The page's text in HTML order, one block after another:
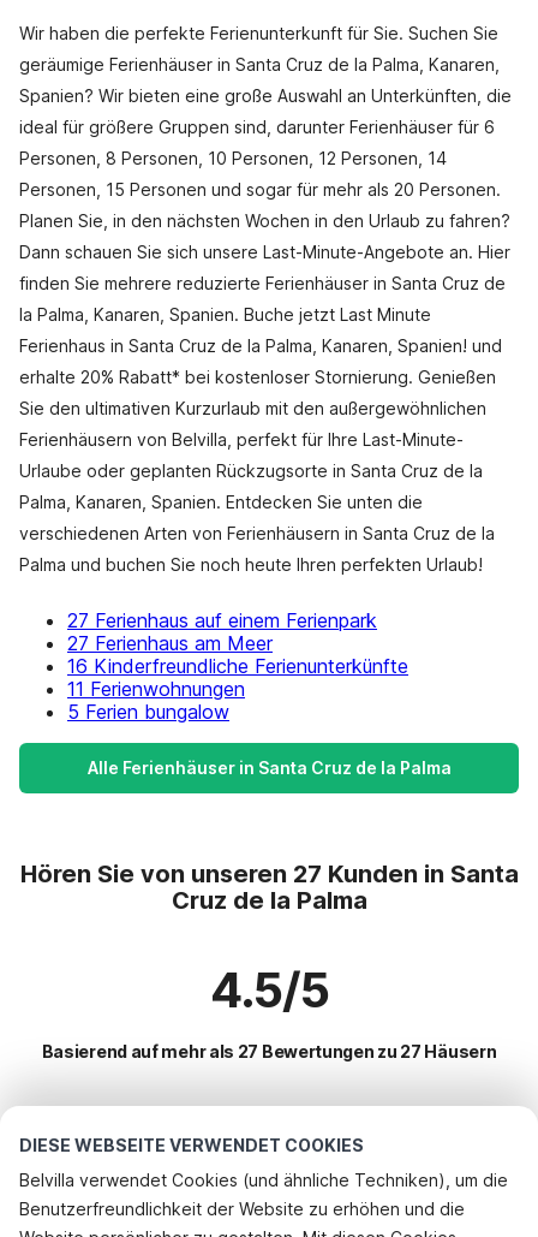
DIESE WEBSEITE VERWENDET COOKIES
Belvilla verwendet Cookies (und ähnliche Techniken), um die
Benutzerfreundlichkeit der Website zu erhöhen und die
Wir haben die perfekte Ferienunterkunft für Sie. Suchen Sie
geräumige Ferienhäuser in Santa Cruz de la Palma, Kanaren,
Spanien? Wir bieten eine große Auswahl an Unterkünften, die
ideal für größere Gruppen sind, darunter Ferienhäuser für 6
Personen, 8 Personen, 10 Personen, 12 Personen, 14
Personen, 15 Personen und sogar für mehr als 20 Personen.
Planen Sie, in den nächsten Wochen in den Urlaub zu fahren?
Dann schauen Sie sich unsere Last-Minute-Angebote an. Hier
finden Sie mehrere reduzierte Ferienhäuser in Santa Cruz de
la Palma, Kanaren, Spanien. Buche jetzt Last Minute
Ferienhaus in Santa Cruz de la Palma, Kanaren, Spanien! und
erhalte 20% Rabatt* bei kostenloser Stornierung. Genießen
Sie den ultimativen Kurzurlaub mit den außergewöhnlichen
Ferienhäusern von Belvilla, perfekt für Ihre Last-Minute-
Urlaube oder geplanten Rückzugsorte in Santa Cruz de la
Palma, Kanaren, Spanien. Entdecken Sie unten die
verschiedenen Arten von Ferienhäusern in Santa Cruz de la
Palma und buchen Sie noch heute Ihren perfekten Urlaub!
27 Ferienhaus auf einem Ferienpark
27 Ferienhaus am Meer
16 Kinderfreundliche Ferienunterkünfte
11 Ferienwohnungen
5 Ferien bungalow
Alle Ferienhäuser in Santa Cruz de la Palma
Hören Sie von unseren 27 Kunden in Santa
Cruz de la Palma
4.5/5
Basierend auf mehr als 27 Bewertungen zu 27 Häusern
Beliebteste Reiseziele für Urlaub